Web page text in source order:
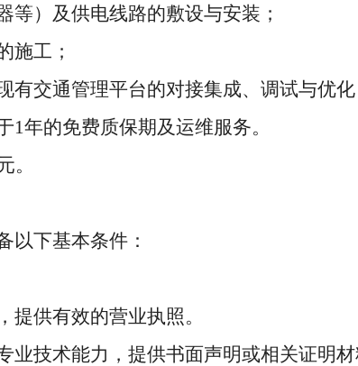
等）及供电线路的敷设与安装；
施工；
有交通管理平台的对接集成、调试与优化
1年的免费质保期及运维服务。
。
以下基本条件：
提供有效的营业执照。
业技术能力，提供书面声明或相关证明材